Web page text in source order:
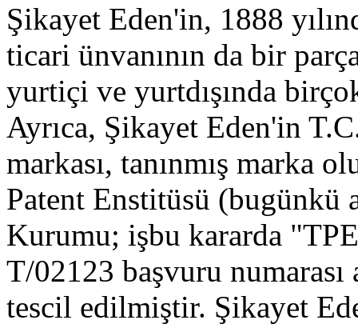
Şikayet Eden'in, 1888
ticari ünvanının da bir
yurtiçi ve yurtdışında
Ayrıca, Şikayet Eden'in
markası, tanınmış marka
Patent Enstitüsü (bugünkü
Kurumu; işbu kararda
T/02123 başvuru
tescil edilmiştir. Şikayet